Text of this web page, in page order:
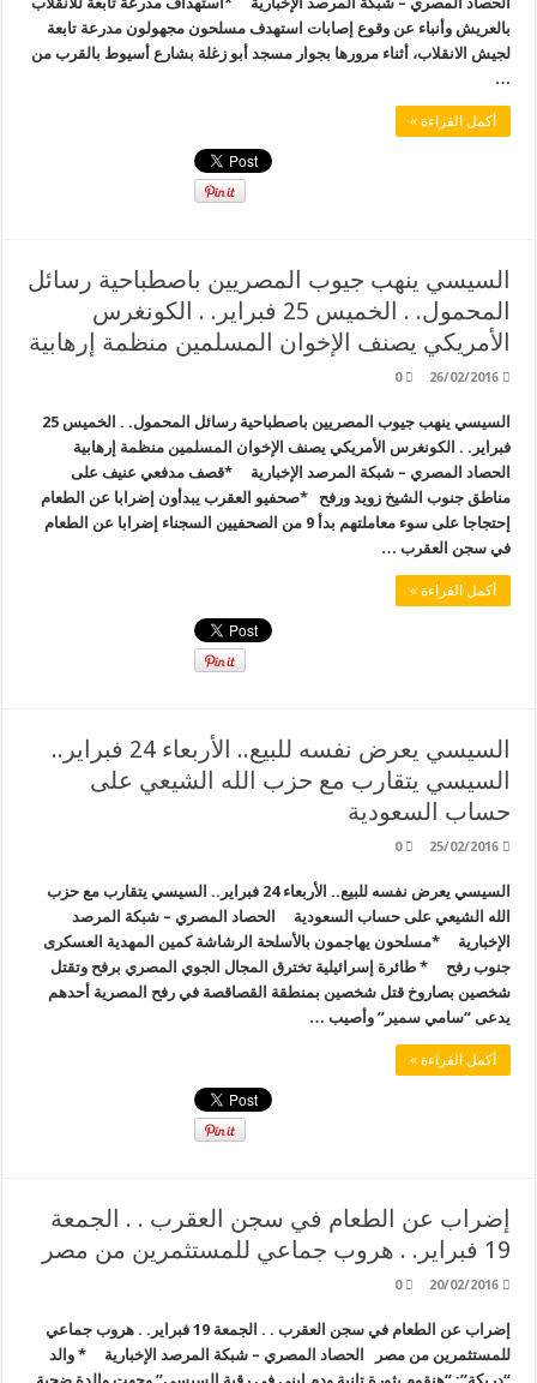
بالعريش وأنباء عن وقوع إصابات استهدف مسلحون مجهولون مدرعة تابعة
لجيش الانقلاب، أثناء مرورها بجوار مسجد أبو زغلة بشارع أسيوط بالقرب من
…
أكمل القراءة »
السيسي ينهب جيوب المصريين باصطباحية رسائل
المحمول. . الخميس 25 فبراير. . الكونغرس
الأمريكي يصنف الإخوان المسلمين منظمة إرهابية
26/02/2016
0
السيسي ينهب جيوب المصريين باصطباحية رسائل المحمول. . الخميس 25
فبراير. . الكونغرس الأمريكي يصنف الإخوان المسلمين منظمة إرهابية
الحصاد المصري – شبكة المرصد الإخبارية *قصف مدفعي عنيف على
مناطق جنوب الشيخ زويد ورفح *صحفيو العقرب يبدأون إضرابا عن الطعام
إحتجاجا على سوء معاملتهم بدأ 9 من الصحفيين السجناء إضرابا عن الطعام
في سجن العقرب …
أكمل القراءة »
السيسي يعرض نفسه للبيع.. الأربعاء 24 فبراير..
السيسي يتقارب مع حزب الله الشيعي على
حساب السعودية
25/02/2016
0
السيسي يعرض نفسه للبيع.. الأربعاء 24 فبراير.. السيسي يتقارب مع حزب
الله الشيعي على حساب السعودية الحصاد المصري – شبكة المرصد
الإخبارية *مسلحون يهاجمون بالأسلحة الرشاشة كمين المهدية العسكرى
جنوب رفح * طائرة إسرائيلية تخترق المجال الجوي المصري برفح وتقتل
شخصين بصاروخ قتل شخصين بمنطقة القصاقصة في رفح المصرية أحدهم
يدعى “سامي سمير” وأصيب …
أكمل القراءة »
إضراب عن الطعام في سجن العقرب . . الجمعة
19 فبراير. . هروب جماعي للمستثمرين من مصر
20/02/2016
0
إضراب عن الطعام في سجن العقرب . . الجمعة 19 فبراير. . هروب جماعي
للمستثمرين من مصر الحصاد المصري – شبكة المرصد الإخبارية * والد